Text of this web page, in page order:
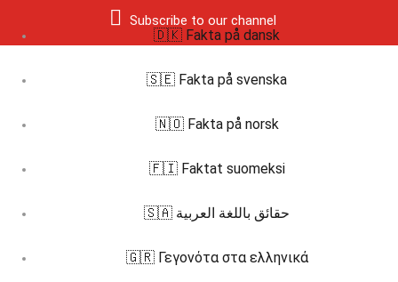
Subscribe to our channel
🇩🇰 Fakta på dansk
🇸🇪 Fakta på svenska
🇳🇴 Fakta på norsk
🇫🇮 Faktat suomeksi
🇸🇦 حقائق باللغة العربية
🇬🇷 Γεγονότα στα ελληνικά